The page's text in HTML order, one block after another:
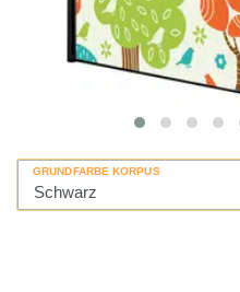
GRUNDFARBE KORPUS